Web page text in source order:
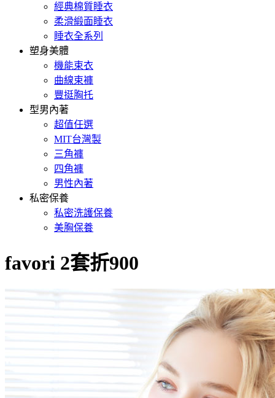
經典棉質睡衣
柔滑緞面睡衣
睡衣全系列
塑身美體
機能束衣
曲線束褲
豐挺胸托
型男內著
超值任選
MIT台灣製
三角褲
四角褲
男性內著
私密保養
私密洗護保養
美胸保養
favori 2套折900